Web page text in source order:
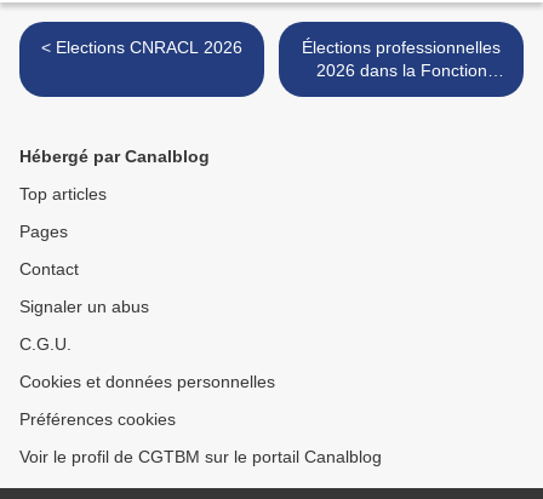
< Elections CNRACL 2026
Élections professionnelles
2026 dans la Fonction
publique territoriale >
Hébergé par Canalblog
Top articles
Pages
Contact
Signaler un abus
C.G.U.
Cookies et données personnelles
Préférences cookies
Voir le profil de CGTBM sur le portail Canalblog